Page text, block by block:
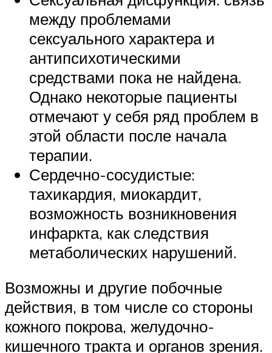
между проблемами
сексуального характера и
антипсихотическими
средствами пока не найдена.
Однако некоторые пациенты
отмечают у себя ряд проблем в
этой области после начала
терапии.
Сердечно-сосудистые:
тахикардия, миокардит,
возможность возникновения
инфаркта, как следствия
метаболических нарушений.
Возможны и другие побочные
действия, в том числе со стороны
кожного покрова, желудочно-
кишечного тракта и органов зрения.